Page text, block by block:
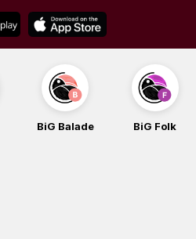
BiG Balade BiG Folk